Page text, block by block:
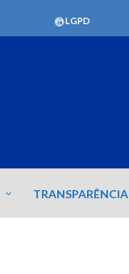
LGPD
TRANSPARÊNCIA